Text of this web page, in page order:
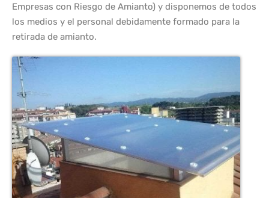
Empresas con Riesgo de Amianto) y disponemos de todos
los medios y el personal debidamente formado para la
retirada de amianto.